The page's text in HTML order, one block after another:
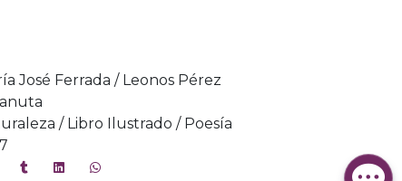
José Ferrada / Leonos Pérez
/ Libro Ilustrado / Poesía